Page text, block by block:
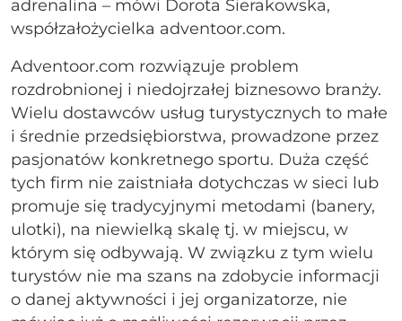
adrenalina – mówi Dorota Sierakowska,
współzałożycielka adventoor.com.
Adventoor.com rozwiązuje problem
rozdrobnionej i niedojrzałej biznesowo branży.
Wielu dostawców usług turystycznych to małe
i średnie przedsiębiorstwa, prowadzone przez
pasjonatów konkretnego sportu. Duża część
tych firm nie zaistniała dotychczas w sieci lub
promuje się tradycyjnymi metodami (banery,
ulotki), na niewielką skalę tj. w miejscu, w
którym się odbywają. W związku z tym wielu
turystów nie ma szans na zdobycie informacji
o danej aktywności i jej organizatorze, nie